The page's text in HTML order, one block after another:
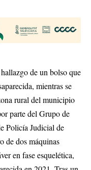
de un bolso que
mientras se
rural del municipio
parte del Grupo de
Policía Judicial de
de dos máquinas
en fase esquelética,